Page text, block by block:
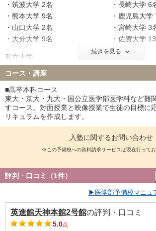
筑波大学 2名
長崎大学 6
熊本大学 9名
鹿児島大学
山口大学 2名
宮崎大学 3
大分大学 9名
佐賀大学
私立大学
慶應義塾大学 2名
福岡大学
続きを見る
コース・講座
■高卒本科コース
東大・京大・九大・国公立医学部医学科など難
すコース。対面授業と映像授業で生徒の目標に
リキュラムを作成します。
入塾に関するお問い合わせ
※この予備校への資料請求サービスは現在行ってお
評判・口コミ（1件）
▶医学部予備校マニュ
英進館天神本館2号館の評判・口コミ
5.0点